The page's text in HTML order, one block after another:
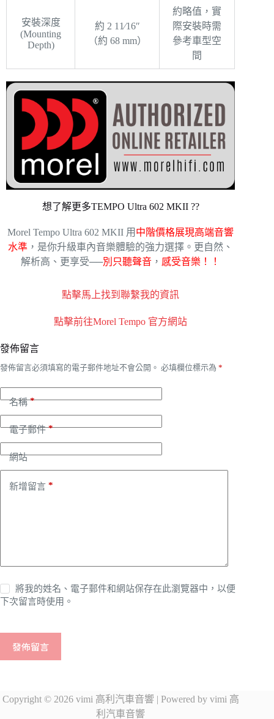
安裝深度
(Mounting
Depth)
約 2 11⁄16″
（約 68 mm）
約略值，實
際安裝時需
參考車型空
間
想了解更多TEMPO Ultra 602 MKII ??
Morel Tempo Ultra 602 MKII 用 中階價格展現高端音響
水準 ，是你升級車內音樂體驗的強力選擇。更自然、
解析高、更享受──別只聽聲音 ， 感受音樂！！
點擊馬上找到聯繫我的資訊
點擊前往Morel Tempo 官方網站
發佈留言
發佈留言必須填寫的電子郵件地址不會公開。 必填欄位標示為 *
名稱*
電子郵件*
網站
新增留言 *
將我的姓名、電子郵件和網站保存在此瀏覽器中，以便
下次留言時使用。
發佈留言
Copyright © 2026 vimi 高利汽車音響 | Powered by vimi 高
利汽車音響